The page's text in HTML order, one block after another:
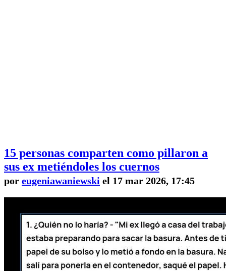
15 personas comparten como pillaron a
sus ex metiéndoles los cuernos
por eugeniawaniewski el 17 mar 2026, 17:45